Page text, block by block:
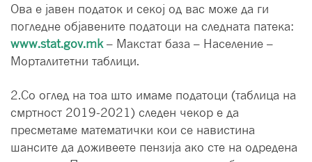
Ова е јавен податок и секој од вас може да ги
погледне објавените податоци на следната патека:
www.stat.gov.mk– Макстат база – Население –
Морталитетни таблици.
2.Со оглед на тоа што имаме податоци (таблица на
смртност 2019-2021) следен чекор е да
пресметаме математички кои се навистина
шансите да доживеете пензија ако сте на одредена